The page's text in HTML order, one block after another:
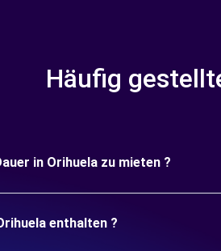
Häufig
in Orihuela zu mieten ?
enthalten ?